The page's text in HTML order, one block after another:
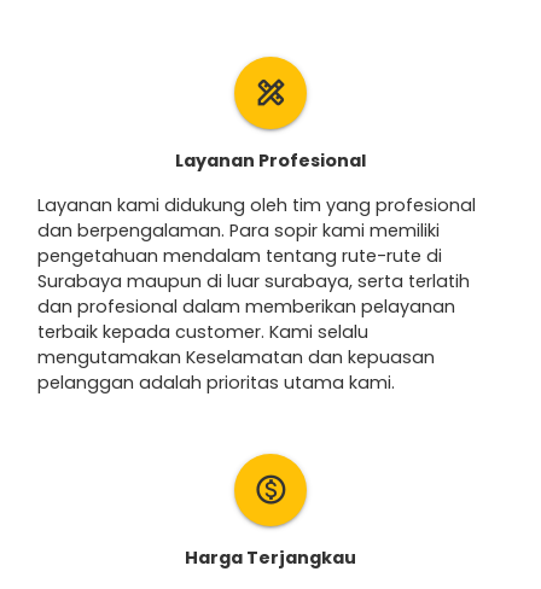
design_services
Layanan Profesional
Layanan kami didukung oleh tim yang profesional
dan berpengalaman. Para sopir kami memiliki
pengetahuan mendalam tentang rute-rute di
Surabaya maupun di luar surabaya, serta terlatih
dan profesional dalam memberikan pelayanan
terbaik kepada customer. Kami selalu
mengutamakan Keselamatan dan kepuasan
pelanggan adalah prioritas utama kami.
monetization_on
Harga Terjangkau